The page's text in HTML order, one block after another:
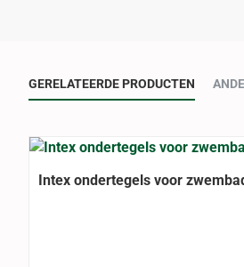
GERELATEERDE PRODUCTEN
Intex ondertegels voor